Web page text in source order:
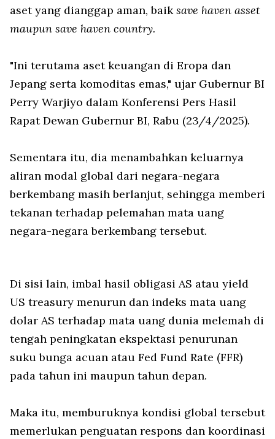
aset yang dianggap aman, baiksave haven asset
maupun save haven country.
"Ini terutama aset keuangan di Eropa dan
Jepang serta komoditas emas," ujar Gubernur BI
Perry Warjiyo dalam Konferensi Pers Hasil
Rapat Dewan Gubernur BI, Rabu (23/4/2025).
Sementara itu, dia menambahkan keluarnya
aliran modal global dari negara-negara
berkembang masih berlanjut, sehingga memberi
tekanan terhadap pelemahan mata uang
negara-negara berkembang tersebut.
Di sisi lain, imbal hasil obligasi AS atau yield
US treasury menurun dan indeks mata uang
dolar AS terhadap mata uang dunia melemah di
tengah peningkatan ekspektasi penurunan
suku bunga acuan atau Fed Fund Rate (FFR)
pada tahun ini maupun tahun depan.
Maka itu, memburuknya kondisi global tersebut
memerlukan penguatan respons dan koordinasi